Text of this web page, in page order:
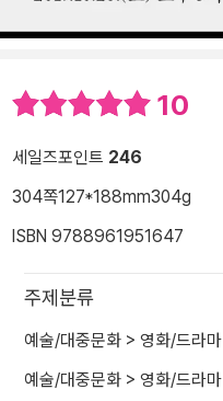
10
세일즈포인트 246
304쪽127*188mm304g
ISBN 9788961951647
주제분류
예술/대중문화 > 영화/드라마
예술/대중문화 > 영화/드라마